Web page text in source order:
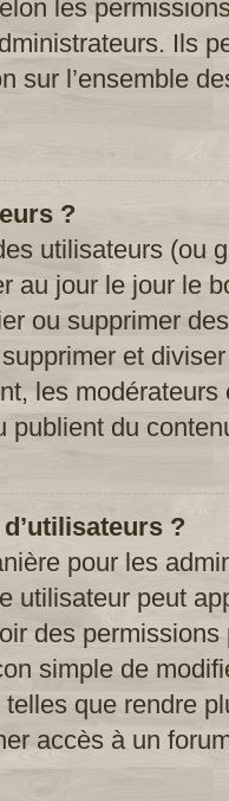
les
Ils
sur l’ensemble
?
utilisateurs (ou
au jour le jour le
ou supprimer
et
les
publient du
?
pour les
utilisateur peut
des
simple de
que rendre
accès à un